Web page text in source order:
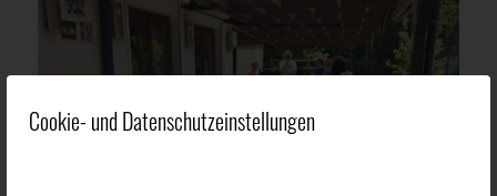
Cookie- und Datenschutzeinstellungen